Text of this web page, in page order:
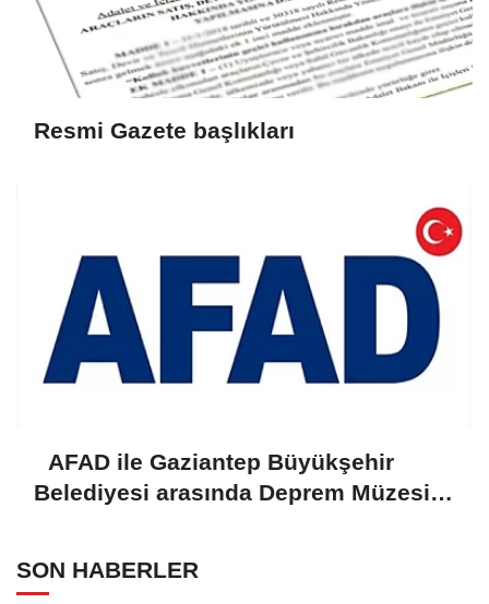
Resmi Gazete başlıkları
AFAD ile Gaziantep Büyükşehir
Belediyesi arasında Deprem Müzesi
SON HABERLER